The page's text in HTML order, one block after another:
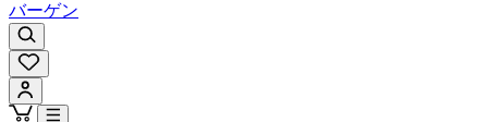
バーゲン